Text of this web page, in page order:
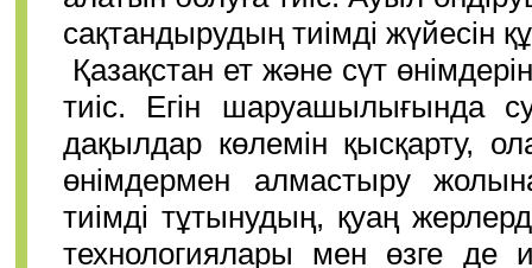
сақтандырудың тиімді жүйесін
Қазақстан ет және сүт
тиіс. Егін шаруашылығында
дақылдар көлемін қысқарту,
өнімдермен алмастыру
тиімді тұтынудың, қуаң
технологиялары мен өзге де